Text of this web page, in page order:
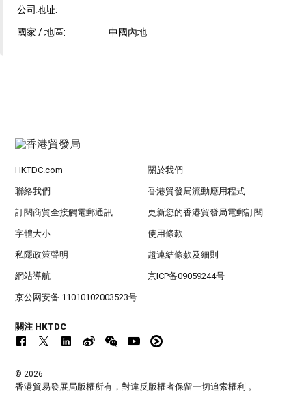
公司地址:
國家 / 地區: 中國內地
HKTDC.com 關於我們
聯絡我們 香港貿發局流動應用程式
訂閱商貿全接觸電郵通訊 更新您的香港貿發局電郵訂閱
字體大小 使用條款
私隱政策聲明 超連結條款及細則
網站導航 京ICP备09059244号
京公网安备 11010102003523号
關注 HKTDC
© 2026
香港貿易發展局版權所有，對違反版權者保留一切追索權利 。